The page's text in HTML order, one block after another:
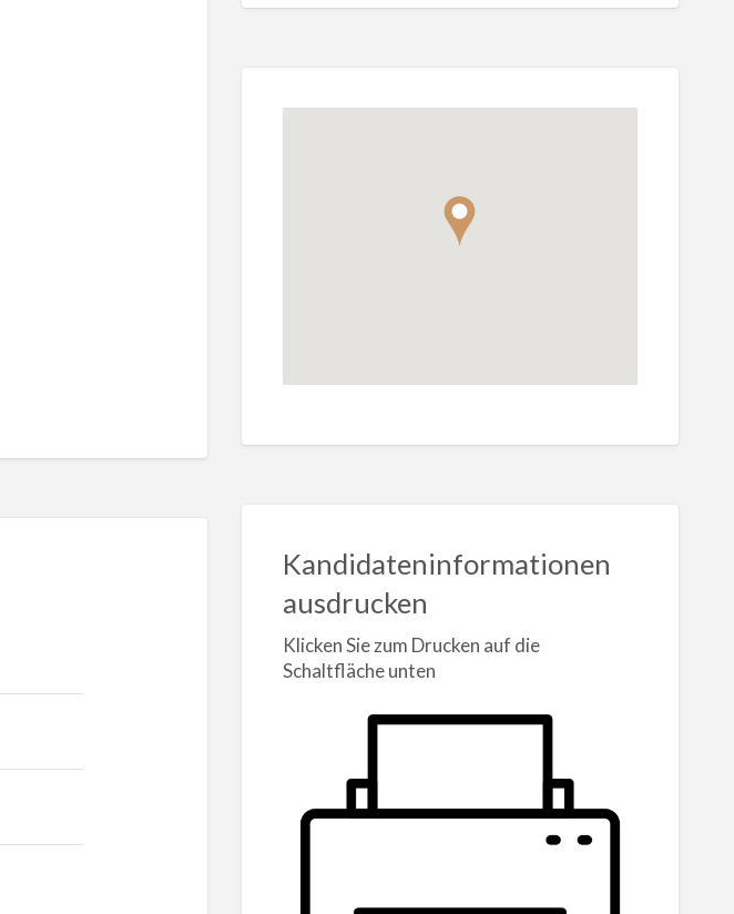
Kandidateninformationen
ausdrucken
Klicken Sie zum Drucken auf die
Schaltfläche unten